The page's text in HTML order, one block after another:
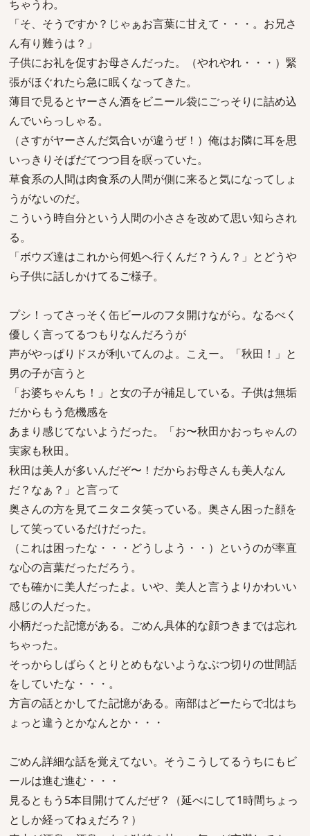
ちゃうわ。
「そ、そうですか？じゃぁお言葉に甘えて・・・。お兄さ
ん有り難うは？」
子供にお礼を促すお母さんだった。（やれやれ・・・）緊
張がほぐれたら急に眠くなってきた。
薄目で見るとヤーさん酒をビニール袋にごっそりに詰め込
んでいらっしゃる。
（さすがヤーさんだ気合いが違うぜ！）俺はお隣に耳を思
いっきりそばだてつつ目を瞑っていた。
草食系の人間は肉食系の人間が側に来ると気になってしょ
うがないのだ。
こういう時自分という人間の小ささを改めて思い知らされ
る。
「ボウズ達はこれから何処へ行くんだ？うん？」とどうや
ら子供に話しかけてるご様子。
プシ！ってさっそく缶ビールのフタ開けながら。なるべく
優しく言ってるつもりなんだろうが
声がやっぱりドスが利いてんのよ。こえー。「秋田！」と
男の子が言うと
「お婆ちゃんち！」と女の子が補足している。子供は無垢
だからもう危機感を
あまり感じてないようだった。「お〜秋田かおっちゃんの
実家も秋田。
秋田は美人が多いんだぞ〜！だからお母さんも美人なん
だ？なぁ？」と言って
奥さんの方を見てニタニタ笑っている。奥さん困った顔を
して笑っているだけだった。
（これは困ったな・・・どうしよう・・）というのが率直
な心の言葉だっただろう。
でも確かに美人だったよ。いや、美人と言うよりかわいい
感じの人だった。
小柄だった記憶がある。ごめん具体的な顔つきまでは忘れ
ちゃった。
そっからしばらくとりとめもないようなぶつ切りの世間話
をしていたな・・・。
方言の話とかしてた記憶がある。南部はどーたらで北はち
ょっと違うとかなんとか・・・
ごめん詳細な話を覚えてない。そうこうしてるうちにもビ
ールは進む進む・・・
見るともう5本目開けてんだぜ？（延べにして1時間ちょっ
としか経ってねぇだろ？）